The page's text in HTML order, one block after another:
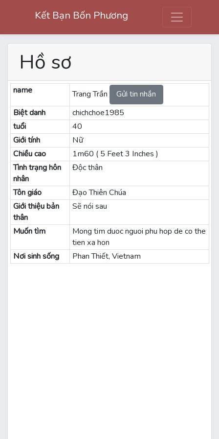
Kết Bạn Bốn Phương
Hồ sơ
name Trang Trần
Gửi tin nhắn
Biệt danh
chichchoe1985
tuổi
40
Giới tính
Nữ
Chiều cao
1m60 ( 5 Feet 3 Inches )
Tình trạng hôn
nhân
Độc thân
Tôn giáo
Đạo Thiên Chúa
Giới thiệu bản
thân
Sẽ nói sau
Muốn tìm
Mong tim duoc nguoi phu hop de co the
tien xa hon
Nơi sinh sống
Phan Thiết, Vietnam